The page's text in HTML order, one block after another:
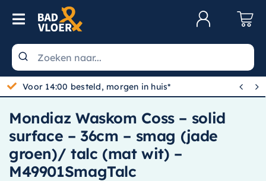
Skip to content
Toggle Navigation
Wastafels
Toiletten
Spiegels
Kranen
Douche
Gratis bezorgd vanaf 100,-  
Mondiaz Waskom Coss – solid
surface – 36cm – smag (jade
groen)/ talc (mat wit) –
M49901SmagTalc